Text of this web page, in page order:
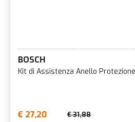
BOSCH
Kit di Assistenza Anello
€ 27,20 € 31,88